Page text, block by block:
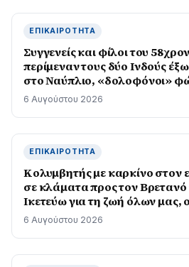
ΕΠΙΚΑΙΡΌΤΗΤΑ
Συγγενείς και φίλοι του
περίμεναν τους δύο Ινδούς
στο Ναύπλιο, «δολοφόνοι»
6 Αυγούστου 2026
ΕΠΙΚΑΙΡΌΤΗΤΑ
Κολυμβητής με καρκίνο στον
σε κλάματα προς τον
Ικετεύω για τη ζωή όλων μας,
αφόρητος
6 Αυγούστου 2026